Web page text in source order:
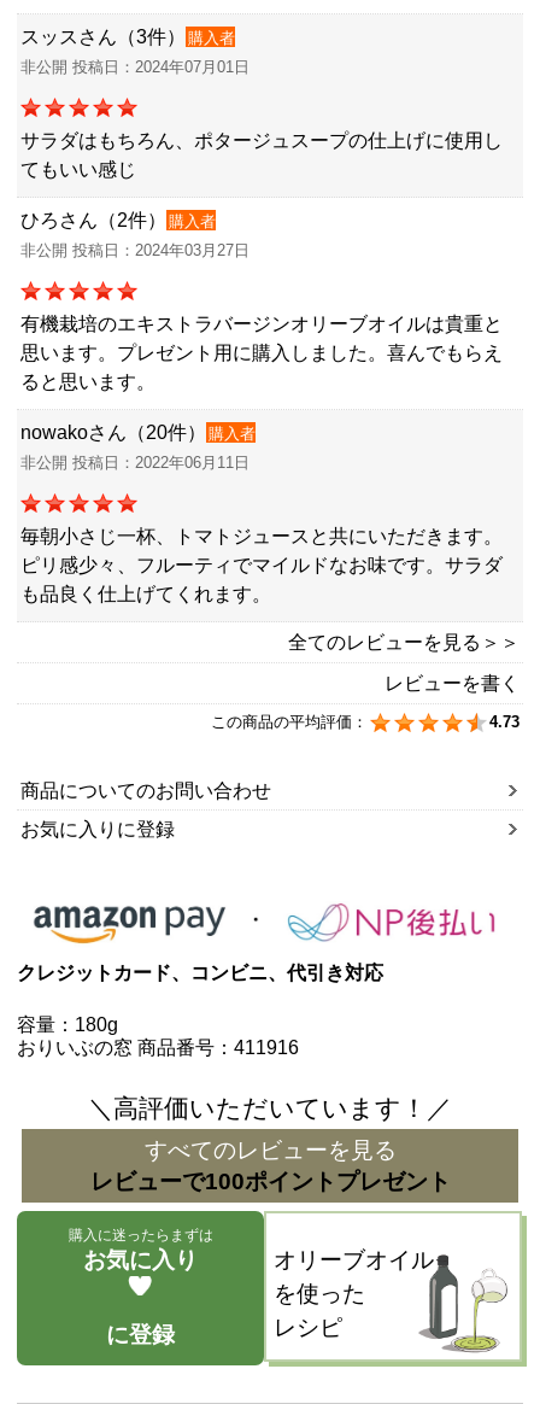
スッスさん（3件）
購入者
非公開 投稿日：2024年07月01日
サラダはもちろん、ポタージュスープの仕上げに使用し
てもいい感じ
ひろさん（2件）
購入者
非公開 投稿日：2024年03月27日
有機栽培のエキストラバージンオリーブオイルは貴重と
思います。プレゼント用に購入しました。喜んでもらえ
ると思います。
nowakoさん（20件）
購入者
非公開 投稿日：2022年06月11日
毎朝小さじ一杯、トマトジュースと共にいただきます。
ピリ感少々、フルーティでマイルドなお味です。サラダ
も品良く仕上げてくれます。
全てのレビューを見る＞＞
レビューを書く
この商品の平均評価： 4.73
商品についてのお問い合わせ
お気に入りに登録
クレジットカード、コンビニ、代引き対応
容量：180g
おりいぶの窓 商品番号：411916
＼高評価いただいています！／
すべてのレビューを見る
レビューで100ポイントプレゼント
購入に迷ったらまずは
お気に入り
に登録
オリーブオイル
を使った
レシピ